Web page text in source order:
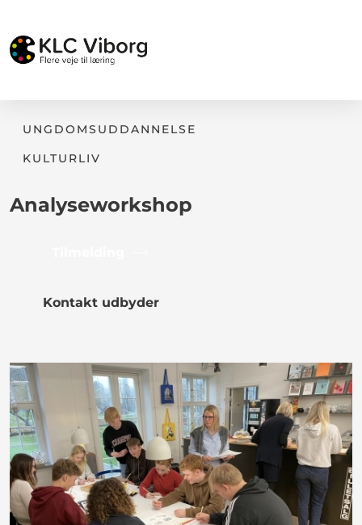
UNGDOMSUDDANNELSE
KULTURLIV
Analyseworkshop
Kontakt udbyder